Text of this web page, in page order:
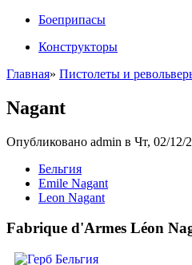
Боеприпасы
Конструкторы
Главная» Пистолеты и
Nagant
Опубликовано admin в Чт, 02/12/
Бельгия
Emile Nagant
Leon Nagant
Fabrique d'Armes Léon